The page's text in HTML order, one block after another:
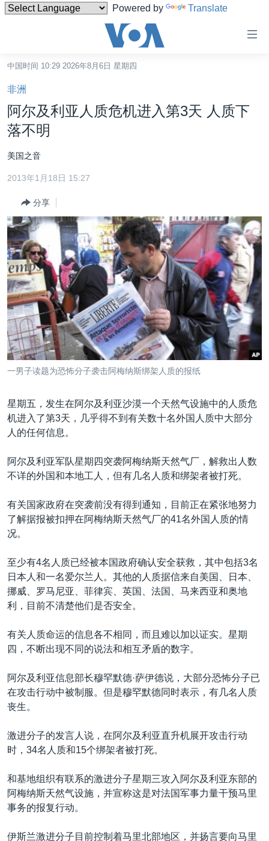
Powered by Translate
碍
链
接
跳
转
内
容
到
航
跳
转
到
检
索
中国
最新国际新闻
印太
中东
欧洲
非洲
美洲
全球议题
分类新闻
经济·金融·贸易
人权·法律·宗教
科教·文娱·体健
军事
劳工
环境
美中关系
热点专题
白宫要闻
国会报道
美中关系
美国建国250周年
埃博拉疫情
重要讲话与声明
台海两岸关系
关注西藏
GEN Z 看美国
VOA视频
VOA今日焦点
中文广播
关注我们
其他语言网站
中国时间 10:29 2026年8月6日 星期四
非洲
阿尔及利亚人质危机进入第3天 人质下
落不明
美国之音
2013年1月18日 15:27
分享
一男子读题为恐怖分子袭击阿梅纳斯绑架人质的报纸
星期五，发生在阿尔及利亚沙漠一个天然气设施中的人质危
机进入了第3天，几乎得不到有关数十名外国人质中大部分
人的任何信息。
阿尔及利亚军队星期四突袭阿梅纳斯天然气厂，解救出人数
不详的外国和本地工人，但有几名人质和绑架者被打死。
有关国家政府在突袭前没有得到通知，目前正在紧张地努力
了解据报被扣押在阿梅纳斯天然气厂的41名外国人质的情
况。
至少有4名人质已经被本国政府确认安全获救，其中包括3名
日本人和一名爱尔兰人。其他的人质据信来自美国、日本、
挪威、罗马尼亚、菲律宾、英国、法国、马来西亚和奥地
利，目前不清楚他们是否安全。
有关人质命运的信息各不相同，而且难以加以证实。星期
四，不断出现不同的说法和相互矛盾的数字。
阿尔及利亚信息部长穆罕默德·萨伊德说，大部分恐怖分子已
在攻击行动中被制服。但是穆罕默德同时表示，有几名人质
丧生。
激进分子的发言人说，在阿尔及利亚直升机展开攻击行动
时，34名人质和15个绑架者被打死。
和基地组织有联系的激进分子星期三攻入阿尔及利亚东部的
阿梅纳斯天然气设施，并宣称这是对法国军事力量干预马里
事务的报复行动。
伊斯兰激进分子目前控制着马里北部地区，并扬言要向马里